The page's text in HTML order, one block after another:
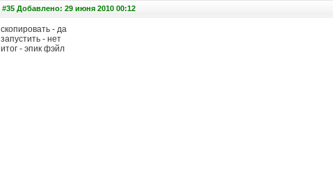
#35 Добавлено: 29 июня 2010 00:12
скопировать - да
запустить - нет
итог - эпик фэйл